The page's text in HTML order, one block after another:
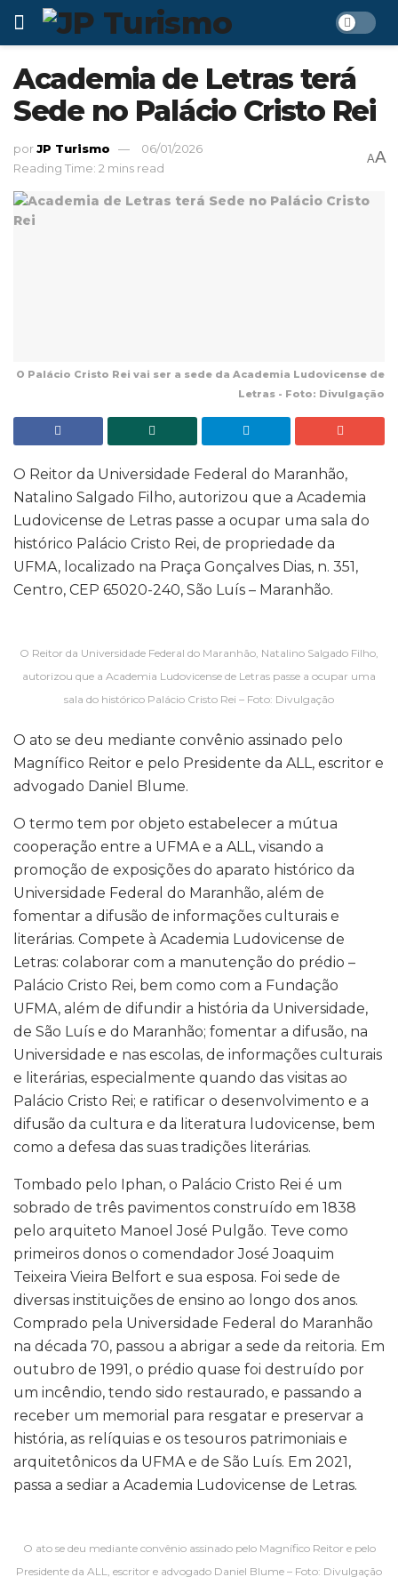
Academia de Letras terá
Sede no Palácio Cristo Rei
porJP Turismo
06/01/2026
Reading Time: 2 mins read
AA
O Palácio Cristo Rei vai ser a sede da Academia Ludovicense de
Letras - Foto: Divulgação
O Reitor da Universidade Federal do Maranhão,
Natalino Salgado Filho, autorizou que a Academia
Ludovicense de Letras passe a ocupar uma sala do
histórico Palácio Cristo Rei, de propriedade da
UFMA, localizado na Praça Gonçalves Dias, n. 351,
Centro, CEP 65020-240, São Luís – Maranhão.
O Reitor da Universidade Federal do Maranhão, Natalino Salgado Filho,
autorizou que a Academia Ludovicense de Letras passe a ocupar uma
sala do histórico Palácio Cristo Rei – Foto: Divulgação
O ato se deu mediante convênio assinado pelo
Magnífico Reitor e pelo Presidente da ALL, escritor e
advogado Daniel Blume.
O termo tem por objeto estabelecer a mútua
cooperação entre a UFMA e a ALL, visando a
promoção de exposições do aparato histórico da
Universidade Federal do Maranhão, além de
fomentar a difusão de informações culturais e
literárias. Compete à Academia Ludovicense de
Letras: colaborar com a manutenção do prédio –
Palácio Cristo Rei, bem como com a Fundação
UFMA, além de difundir a história da Universidade,
de São Luís e do Maranhão; fomentar a difusão, na
Universidade e nas escolas, de informações culturais
e literárias, especialmente quando das visitas ao
Palácio Cristo Rei; e ratificar o desenvolvimento e a
difusão da cultura e da literatura ludovicense, bem
como a defesa das suas tradições literárias.
Tombado pelo Iphan, o Palácio Cristo Rei é um
sobrado de três pavimentos construído em 1838
pelo arquiteto Manoel José Pulgão. Teve como
primeiros donos o comendador José Joaquim
Teixeira Vieira Belfort e sua esposa. Foi sede de
diversas instituições de ensino ao longo dos anos.
Comprado pela Universidade Federal do Maranhão
na década 70, passou a abrigar a sede da reitoria. Em
outubro de 1991, o prédio quase foi destruído por
um incêndio, tendo sido restaurado, e passando a
receber um memorial para resgatar e preservar a
história, as relíquias e os tesouros patrimoniais e
arquitetônicos da UFMA e de São Luís. Em 2021,
passa a sediar a Academia Ludovicense de Letras.
O ato se deu mediante convênio assinado pelo Magnífico Reitor e pelo
Presidente da ALL, escritor e advogado Daniel Blume – Foto: Divulgação